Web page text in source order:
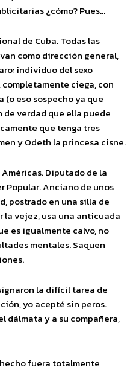
¿cómo? Pues…
de Cuba. Todas las
como dirección general,
individuo del sexo
ciega, con
eso sospecho ya que
de verdad que ella puede
que tenga tres
y Odeth la princesa cisne.
Diputado de la
Popular. Anciano de unos
postrado en una silla de
la vejez, usa una anticuada
es igualmente calvo, no
mentales. Saquen
la difícil tarea de
yo acepté sin peros.
dálmata y a su compañera,
fuera totalmente